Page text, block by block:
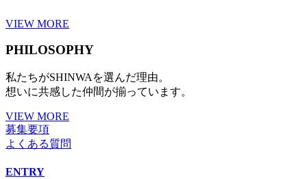
VIEW MORE
PHILOSOPHY
私たちがSHINWAを選んだ理由。
想いに共感した仲間が揃っています。
VIEW MORE
募集要項
よくある質問
ENTRY